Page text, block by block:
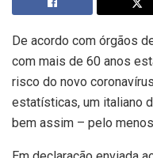
De acordo com órgãos
com mais de 60 anos
risco do novo
estatísticas, um italiano
bem assim – pelo